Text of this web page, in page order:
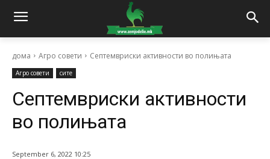
дома Агро совети Септемвриски активности во полињата
Агро совети сите
Септемвриски активности
во полињата
September 6, 2022 10:25